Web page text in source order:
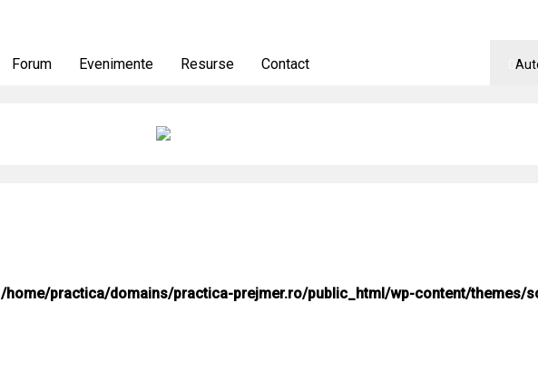
Forum Evenimente Resurse Contact
/home/practica/domains/practica-prejmer.ro/public_html/wp-content/themes/